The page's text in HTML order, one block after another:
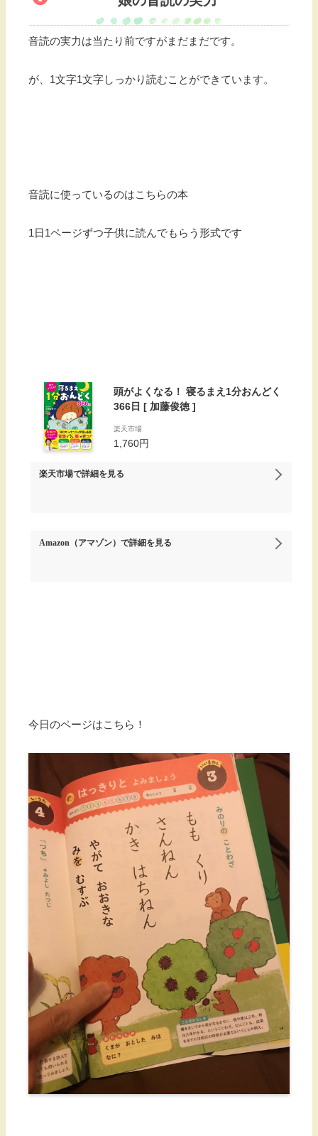
音読の実力は当たり前ですがまだまだです。
が、1文字1文字しっかり読むことができています。
音読に使っているのはこちらの本
1日1ページずつ子供に読んでもらう形式です
頭がよくなる！ 寝るまえ1分おんどく
366日 [ 加藤俊徳 ]
楽天市場
1,760円
楽天市場で詳細を見る
Amazon（アマゾン） で詳細を見る
今日のページはこちら！